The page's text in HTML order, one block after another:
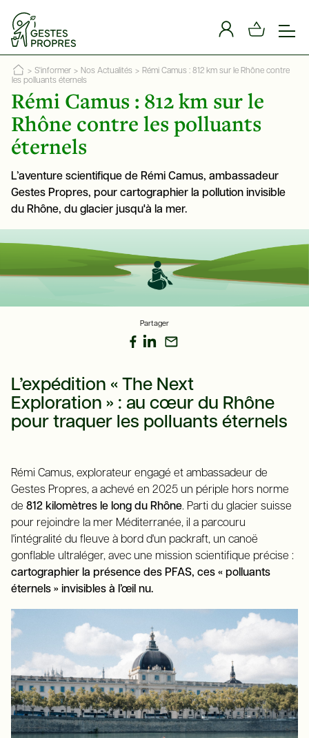
> S'informer > Nos Actualités > Rémi Camus : 812 km sur le Rhône contre
les polluants éternels
Rémi Camus : 812 km sur le
Rhône contre les polluants
éternels
L’aventure scientifique de Rémi Camus, ambassadeur
Gestes Propres, pour cartographier la pollution invisible
du Rhône, du glacier jusqu'à la mer.
Partager
L’expédition « The Next
Exploration » : au cœur du Rhône
pour traquer les polluants éternels
Rémi Camus, explorateur engagé et ambassadeur de
Gestes Propres, a achevé en 2025 un périple hors norme
de 812 kilomètres le long du Rhône. Parti du glacier suisse
pour rejoindre la mer Méditerranée, il a parcouru
l'intégralité du fleuve à bord d'un packraft, un canoë
gonflable ultraléger, avec une mission scientifique précise :
cartographier la présence des PFAS, ces « polluants
éternels » invisibles à l’œil nu.